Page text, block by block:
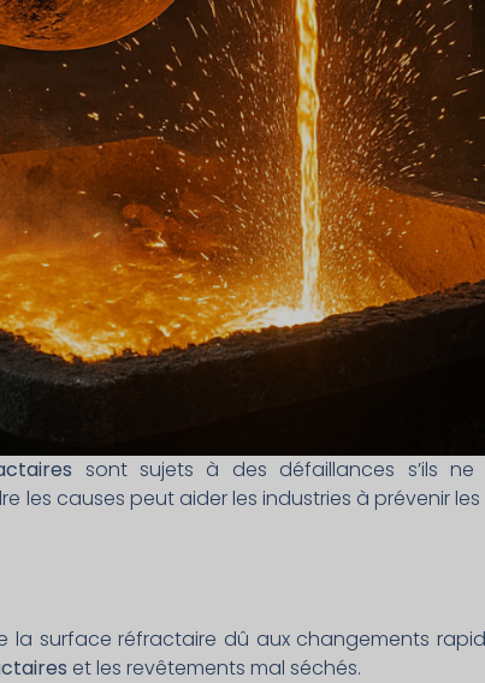
sont sujets à des défaillances s’ils
les causes peut aider les industries à prévenir
la surface réfractaire dû aux changements
et les revêtements mal séchés.